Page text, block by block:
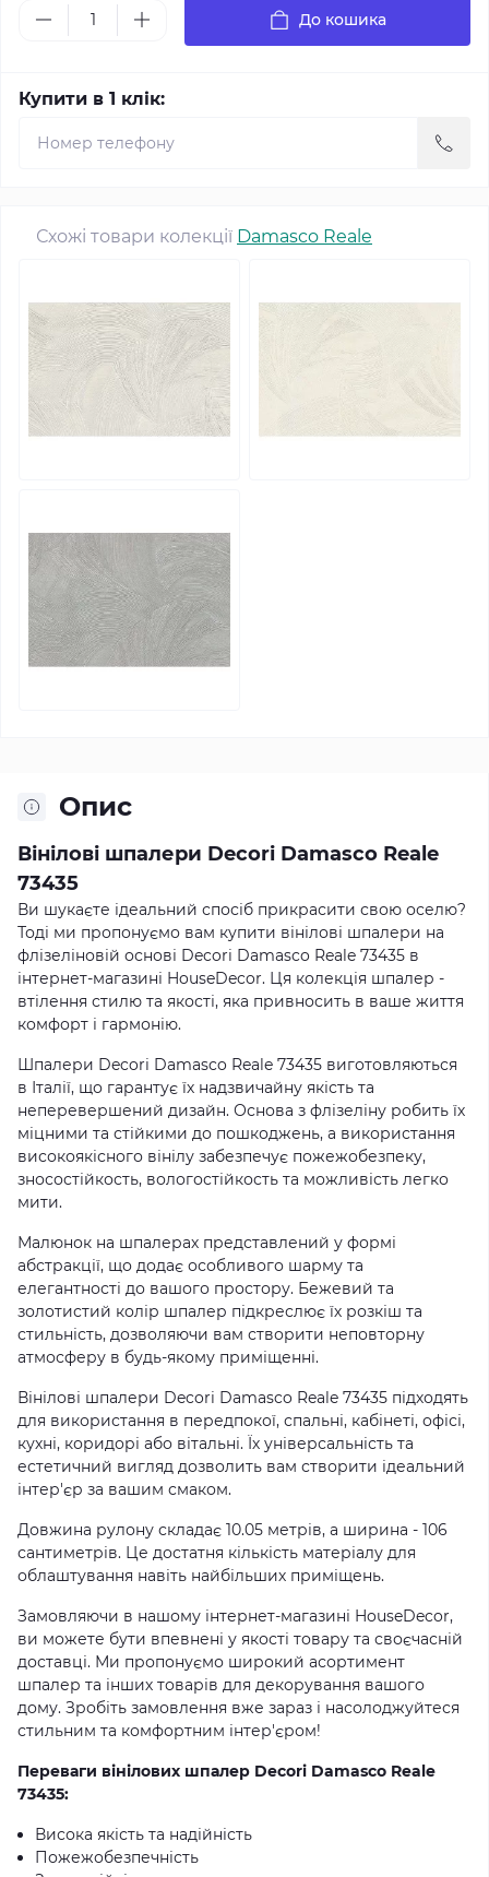
До кошика
Купити в 1 клік:
Схожі товари колекції Damasco Reale
Опис
Вінілові шпалери Decori Damasco Reale
73435
Ви шукаєте ідеальний спосіб прикрасити свою оселю?
Тоді ми пропонуємо вам купити вінілові шпалери на
флізеліновій основі Decori Damasco Reale 73435 в
інтернет-магазині HouseDecor. Ця колекція шпалер -
втілення стилю та якості, яка привносить в ваше життя
комфорт і гармонію.
Шпалери Decori Damasco Reale 73435 виготовляються
в Італії, що гарантує їх надзвичайну якість та
неперевершений дизайн. Основа з флізеліну робить їх
міцними та стійкими до пошкоджень, а використання
високоякісного вінілу забезпечує пожежобезпеку,
зносостійкость, вологостійкость та можливість легко
мити.
Малюнок на шпалерах представлений у формі
абстракції, що додає особливого шарму та
елегантності до вашого простору. Бежевий та
золотистий колір шпалер підкреслює їх розкіш та
стильність, дозволяючи вам створити неповторну
атмосферу в будь-якому приміщенні.
Вінілові шпалери Decori Damasco Reale 73435 підходять
для використання в передпокої, спальні, кабінеті, офісі,
кухні, коридорі або вітальні. Їх універсальність та
естетичний вигляд дозволить вам створити ідеальний
інтер'єр за вашим смаком.
Довжина рулону складає 10.05 метрів, а ширина - 106
сантиметрів. Це достатня кількість матеріалу для
облаштування навіть найбільших приміщень.
Замовляючи в нашому інтернет-магазині HouseDecor,
ви можете бути впевнені у якості товару та своєчасній
доставці. Ми пропонуємо широкий асортимент
шпалер та інших товарів для декорування вашого
дому. Зробіть замовлення вже зараз і насолоджуйтеся
стильним та комфортним інтер'єром!
Переваги вінілових шпалер Decori Damasco Reale
73435:
Висока якість та надійність
Пожежобезпечність